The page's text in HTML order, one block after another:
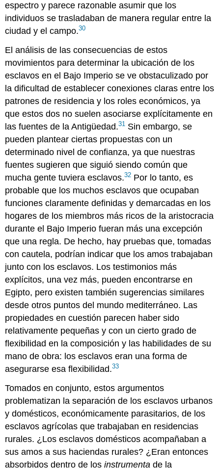
espectro y parece razonable asumir que los
individuos se trasladaban de manera regular entre la
ciudad y el campo.30
El análisis de las consecuencias de estos
movimientos para determinar la ubicación de los
esclavos en el Bajo Imperio se ve obstaculizado por
la dificultad de establecer conexiones claras entre los
patrones de residencia y los roles económicos, ya
que estos dos no suelen asociarse explícitamente en
las fuentes de la Antigüedad.31 Sin embargo, se
pueden plantear ciertas propuestas con un
determinado nivel de confianza, ya que nuestras
fuentes sugieren que siguió siendo común que
mucha gente tuviera esclavos.32 Por lo tanto, es
probable que los muchos esclavos que ocupaban
funciones claramente definidas y demarcadas en los
hogares de los miembros más ricos de la aristocracia
durante el Bajo Imperio fueran más una excepción
que una regla. De hecho, hay pruebas que, tomadas
con cautela, podrían indicar que los amos trabajaban
junto con los esclavos. Los testimonios más
explícitos, una vez más, pueden encontrarse en
Egipto, pero existen también sugerencias similares
desde otros puntos del mundo mediterráneo. Las
propiedades en cuestión parecen haber sido
relativamente pequeñas y con un cierto grado de
flexibilidad en la composición y las habilidades de su
mano de obra: los esclavos eran una forma de
asegurarse esa flexibilidad.33
Tomados en conjunto, estos argumentos
problematizan la separación de los esclavos urbanos
y domésticos, económicamente parasitarios, de los
esclavos agrícolas que trabajaban en residencias
rurales. ¿Los esclavos domésticos acompañaban a
sus amos a sus haciendas rurales? ¿Eran entonces
absorbidos dentro de losinstrumentade la